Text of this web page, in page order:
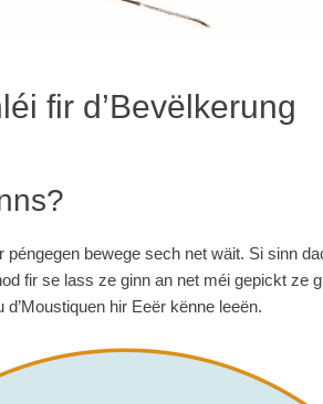
fir d’Bevëlkerung
péngegen bewege sech net wäit. Si sinn
fir se lass ze ginn an net méi gepickt ze
d’Moustiquen hir Eeër kënne leeën.